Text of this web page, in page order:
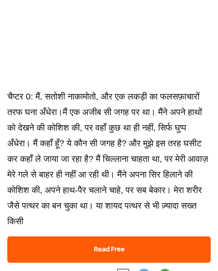
चैप्टर 0: मैं, सतोशी नाकामोतो, और एक लकड़ी का फलसफ़ाचारों
तरफ घना अँधेरा।मैं एक अजीब सी जगह पर था। मैंने अपने हाथों
को देखने की कोशिश की, पर वहाँ कुछ था ही नहीं, सिर्फ घुप्प
अँधेरा। मैं कहाँ हूँ? ये कौन सी जगह है? और मुझे इस तरह घसीट
कर कहाँ ले जाया जा रहा है? मैं चिल्लाना चाहता था, पर मेरी आवाज़
मेरे गले से बाहर ही नहीं आ रही थी। मैंने अपना सिर हिलाने की
कोशिश की, अपने हाथ-पैर चलाने चाहे, पर सब बेकार। मेरा शरीर
जैसे पत्थर का बन चुका था। या शायद पत्थर से भी ज़्यादा सख्त
किसी
Read Free